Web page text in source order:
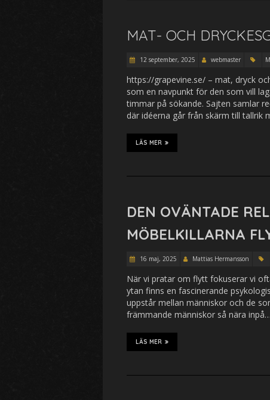
MAT- OCH
12 september, 2025 webmaster
https://grapevine.se/ – mat, dryck
som en navpunkt för den som vill
timmar på sökande. Sajten samlar
där idéerna går från skärm till tallrik
LÄS MER
DEN OVÄNTADE
MÖBELKILLARNA
16 maj, 2025 Mattias Hermansson
När vi pratar om flytt fokuserar vi
ytan finns en fascinerande
uppstår mellan människor och de
främmande människor så nära inpå…
LÄS MER